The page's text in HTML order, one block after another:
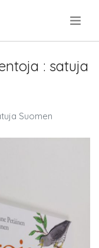
: satuja
Suomen